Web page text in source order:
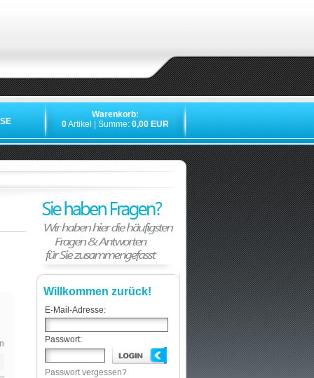
Warenkorb:
0Artikel | Summe: 0,00 EUR
Willkommen zurück!
E-Mail-Adresse:
Passwort:
Passwort vergessen?